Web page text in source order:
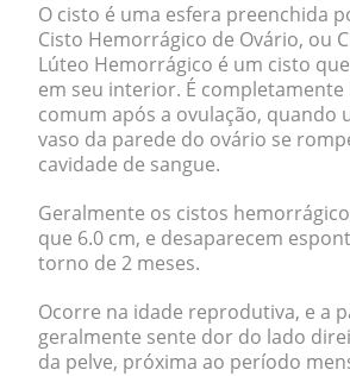
O cisto é uma esfera preenchida
Cisto Hemorrágico de Ovário, ou
Lúteo Hemorrágico é um cisto
em seu interior. É completamente
comum após a ovulação, quando
vaso da parede do ovário se
cavidade de sangue.
Geralmente os cistos
que 6.0 cm, e desaparecem
torno de 2 meses.
Ocorre na idade reprodutiva, e a
geralmente sente dor do lado
da pelve, próxima ao período